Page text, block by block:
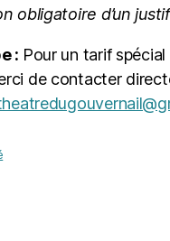
obligatoire d’un
: Pour un tarif
de contacter